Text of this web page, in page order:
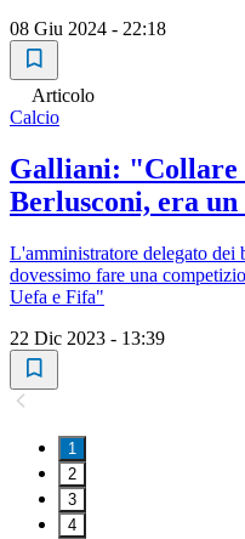
08 Giu 2024 - 22:18
Articolo
Calcio
Galliani:
Berlusconi, era
L'amministratore delegato dei
dovessimo fare una
Uefa e Fifa"
22 Dic 2023 - 13:39
1
2
3
4